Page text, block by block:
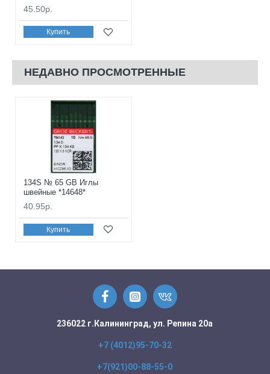
45.50р.
Купить
НЕДАВНО ПРОСМОТРЕННЫЕ
134S № 65 GB Иглы
швейные *14648*
40.95р.
Купить
236022 г.Калининград, ул. Репина 20а
+7 (4012)95-70-32
+7(921)00-88-55-0